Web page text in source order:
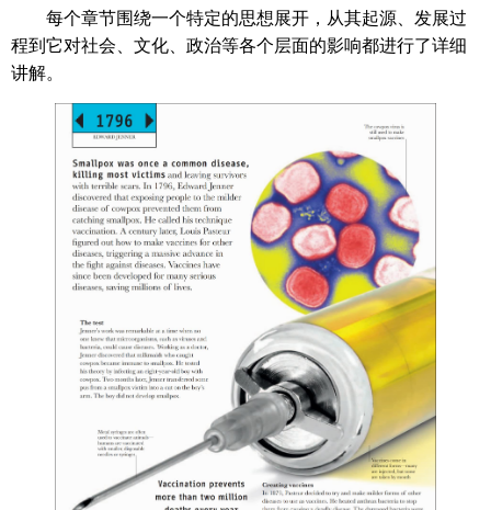
每个章节围绕一个特定的思想展开，从其起源、发展过
程到它对社会、文化、政治等各个层面的影响都进行了详细
讲解。